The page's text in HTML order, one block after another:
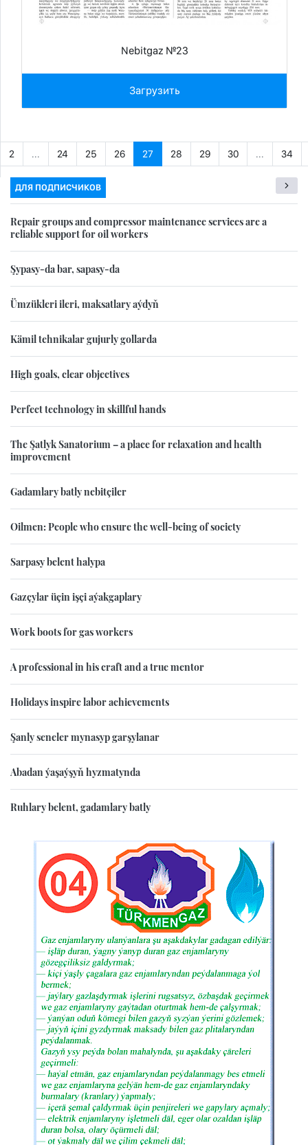
Nebitgaz №23
Загрузить
2 ... 24 25 26 27 28 29 30 ... 34
ДЛЯ ПОДПИСЧИКОВ
Repair groups and compressor maintenance services are a
reliable support for oil workers
Şypasy-da bar, sapasy-da
Ümzükleri ileri, maksatlary aýdyň
Kämil tehnikalar gujurly gollarda
High goals, clear objectives
Perfect technology in skillful hands
The Şatlyk Sanatorium – a place for relaxation and health
improvement
Gadamlary batly nebitçiler
Oilmen: People who ensure the well-being of society
Sarpasy belent halypa
Gazçylar üçin işçi aýakgaplary
Work boots for gas workers
A professional in his craft and a true mentor
Holidays inspire labor achievements
Şanly seneler mynasyp garşylanar
Abadan ýaşaýşyň hyzmatynda
Ruhlary belent, gadamlary batly